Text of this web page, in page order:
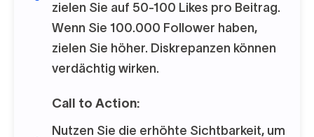
zielen Sie auf 50-100 Likes pro Beitrag.
Wenn Sie 100.000 Follower haben,
zielen Sie höher. Diskrepanzen können
verdächtig wirken.
Call to Action:
Nutzen Sie die erhöhte Sichtbarkeit, um